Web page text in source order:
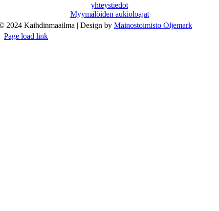
yhteystiedot
Myymälöiden aukioloajat
2024 Kaihdinmaailma | Design byMainostoimisto Oljemark
Page load link